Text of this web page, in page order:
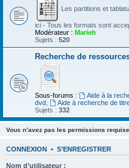
Les partitions et
ici - Tous les formats sont
Modérateur : Marieh
Sujets : 520
Recherche de
Sous-forums : Aide à la
dvd
Aide à recherche de
Sujets : 332
Vous n’avez pas les permissions
CONNEXION • S’ENREGISTRER
Nom d’utilisateur :